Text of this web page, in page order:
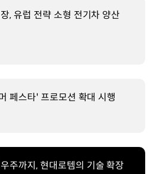
양산
페스타' 프로모션 확대 시행
주까지, 현대로템의 기술 확장